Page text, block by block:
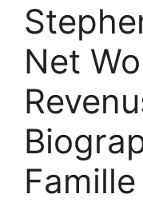
Net
Famille